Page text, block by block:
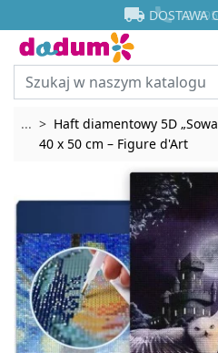

 DOSTAWA


... Rozwiń breadcrumbs
Haft diamentowy 5D
40 x 50 cm – Figure d'Art